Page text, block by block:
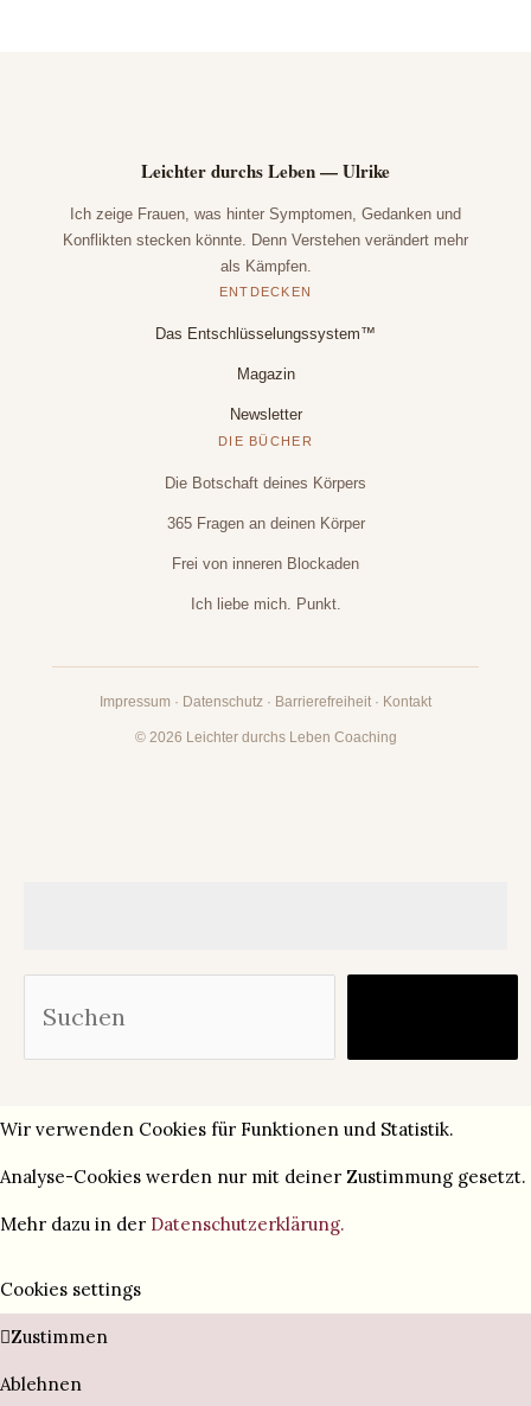
Leichter durchs Leben — Ulrike
Ich zeige Frauen, was hinter Symptomen, Gedanken und
Konflikten stecken könnte. Denn Verstehen verändert mehr
als Kämpfen.
ENTDECKEN
Das Entschlüsselungssystem™
Magazin
Newsletter
DIE BÜCHER
Die Botschaft deines Körpers
365 Fragen an deinen Körper
Frei von inneren Blockaden
Ich liebe mich. Punkt.
Impressum · Datenschutz · Barrierefreiheit · Kontakt
© 2026 Leichter durchs Leben Coaching
Wir verwenden Cookies für Funktionen und Statistik.
Analyse-Cookies werden nur mit deiner Zustimmung gesetzt.
Mehr dazu in der Datenschutzerklärung.
Cookies settings
Zustimmen
Ablehnen